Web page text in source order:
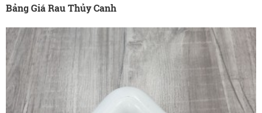
Bảng Giá Rau Thủy Canh